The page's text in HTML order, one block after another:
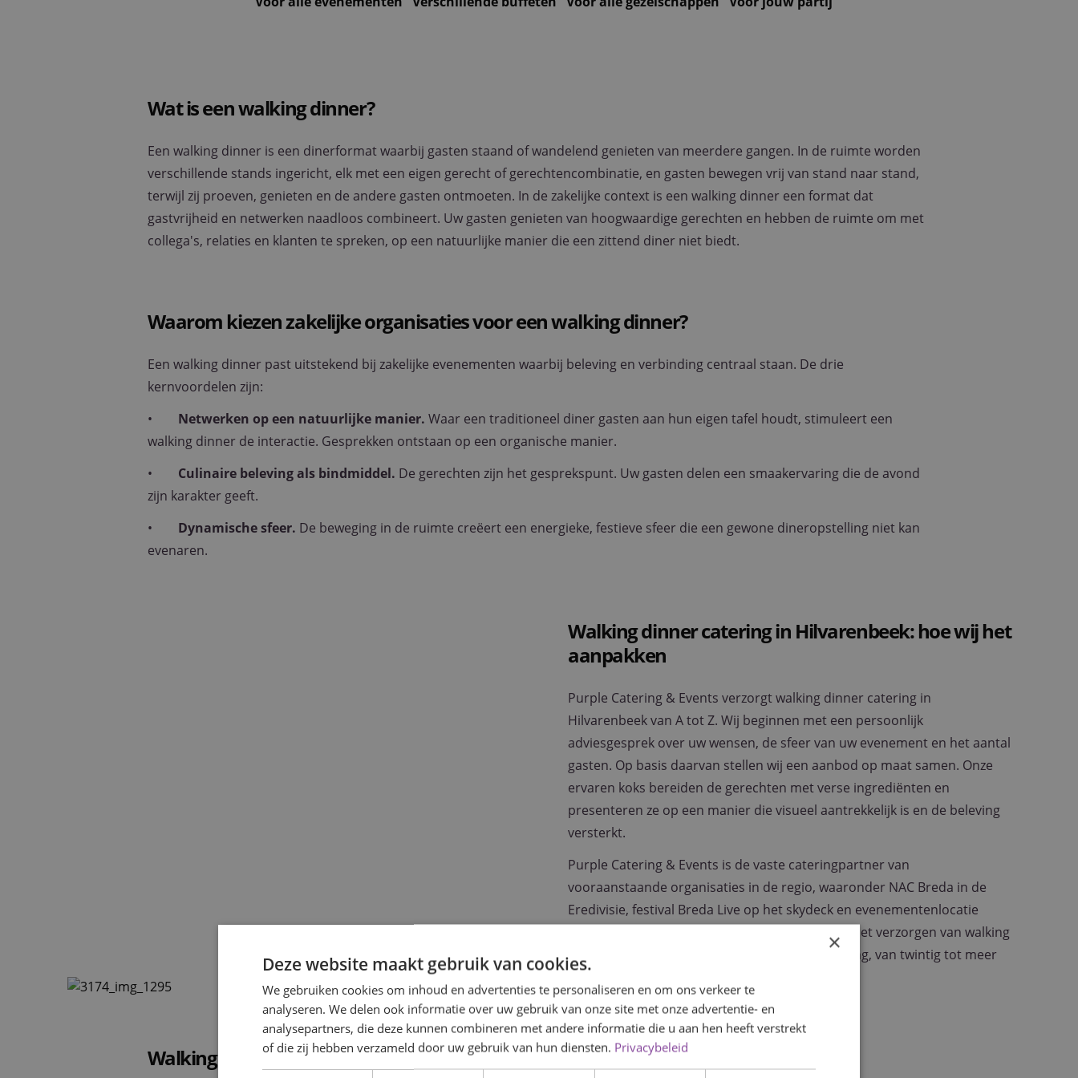
Wat is een walking dinner?
Een walking dinner is een dinerformat waarbij gasten staand of wandelend genieten van meerdere gangen. In de ruimte worden
verschillende stands ingericht, elk met een eigen gerecht of gerechtencombinatie, en gasten bewegen vrij van stand naar stand,
terwijl zij proeven, genieten en de andere gasten ontmoeten. In de zakelijke context is een walking dinner een format dat
gastvrijheid en netwerken naadloos combineert. Uw gasten genieten van hoogwaardige gerechten en hebben de ruimte om met
collega's, relaties en klanten te spreken, op een natuurlijke manier die een zittend diner niet biedt.
Waarom kiezen zakelijke organisaties voor een walking dinner?
Een walking dinner past uitstekend bij zakelijke evenementen waarbij beleving en verbinding centraal staan. De drie
kernvoordelen zijn:
• Netwerken op een natuurlijke manier. Waar een traditioneel diner gasten aan hun eigen tafel houdt, stimuleert een
walking dinner de interactie. Gesprekken ontstaan op een organische manier.
• Culinaire beleving als bindmiddel. De gerechten zijn het gesprekspunt. Uw gasten delen een smaakervaring die de avond
zijn karakter geeft.
• Dynamische sfeer. De beweging in de ruimte creëert een energieke, festieve sfeer die een gewone dineropstelling niet kan
evenaren.
Walking dinner catering in Hilvarenbeek: hoe wij het
aanpakken
Purple Catering & Events verzorgt walking dinner catering in
Hilvarenbeek van A tot Z. Wij beginnen met een persoonlijk
adviesgesprek over uw wensen, de sfeer van uw evenement en het aantal
gasten. Op basis daarvan stellen wij een aanbod op maat samen. Onze
ervaren koks bereiden de gerechten met verse ingrediënten en
presenteren ze op een manier die visueel aantrekkelijk is en de beleving
versterkt.
Purple Catering & Events is de vaste cateringpartner van
vooraanstaande organisaties in de regio, waaronder NAC Breda in de
Eredivisie, festival Breda Live op het skydeck en evenementenlocatie
Strand Binnen. Wij hebben ruime ervaring met het verzorgen van walking
dinners voor groepen van uiteenlopende omvang, van twintig tot meer
Walking dinner gerechten: kleine porties, grote smaak
×
Deze website maakt gebruik van cookies.
We gebruiken cookies om inhoud en advertenties te personaliseren en om ons verkeer te
analyseren. We delen ook informatie over uw gebruik van onze site met onze advertentie- en
analysepartners, die deze kunnen combineren met andere informatie die u aan hen heeft verstrekt
of die zij hebben verzameld door uw gebruik van hun diensten. Privacybeleid